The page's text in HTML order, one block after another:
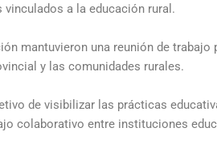
a la educación rural.
mantuvieron una reunión de trabajo
y las comunidades rurales.
de visibilizar las prácticas
colaborativo entre instituciones